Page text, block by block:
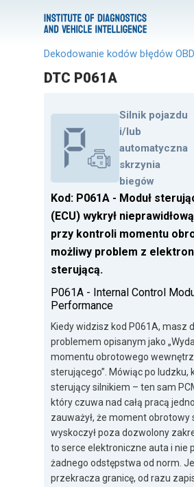
Dekodowanie kodów błędów
DTC P061A
Silnik pojazdu
i/lub
automatyczna
skrzynia
biegów
Kod: P061A - Moduł
(ECU) wykrył
przy kontroli momentu
możliwy problem z
sterującą.
P061A - Internal Control
Performance
Kiedy widzisz kod P061A, masz
problemem opisanym jako
momentu obrotowego
sterującego”. Mówiąc po ludzku,
sterujący silnikiem – ten sam
który czuwa nad całą pracą
zauważył, że moment obrotowy
wyskoczył poza dozwolony
to serce elektroniczne auta i nie
żadnego odstępstwa od norm.
przekracza granicę, od razu